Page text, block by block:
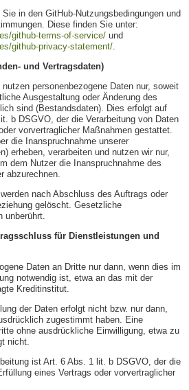
in den GitHub-Nutzungsbedingungen und
Diese finden Sie unter:
github-terms-of-service/ und
github-privacy-statement/.
und Vertragsdaten)
personenbezogene Daten nur, soweit
Ausgestaltung oder Änderung des
sind (Bestandsdaten). Dies erfolgt auf
b DSGVO, der die Verarbeitung von Daten
vorvertraglicher Maßnahmen gestattet.
die Inanspruchnahme unserer
erheben, verarbeiten und nutzen wir nur,
dem Nutzer die Inanspruchnahme des
abzurechnen.
nach Abschluss des Auftrags oder
gelöscht. Gesetzliche
unberührt.
für Dienstleistungen und
Daten an Dritte nur dann, wenn dies im
notwendig ist, etwa an das mit der
Kreditinstitut.
der Daten erfolgt nicht bzw. nur dann,
zugestimmt haben. Eine
ohne ausdrückliche Einwilligung, etwa zu
nicht.
ist Art. 6 Abs. 1 lit. b DSGVO, der die
eines Vertrags oder vorvertraglicher